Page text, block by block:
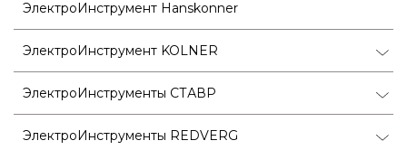
ЭлектроИнструмент Hanskonner
ЭлектроИнструмент KOLNER
ЭлектроИнструменты СТАВР
ЭлектроИнструменты REDVERG